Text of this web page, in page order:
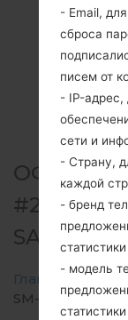
#216933
Главная →
SM-
- Email,
сброса
писем от
- IP-
сети и
- Страну,
каждой
- бренд
статистики
- модель
статистики